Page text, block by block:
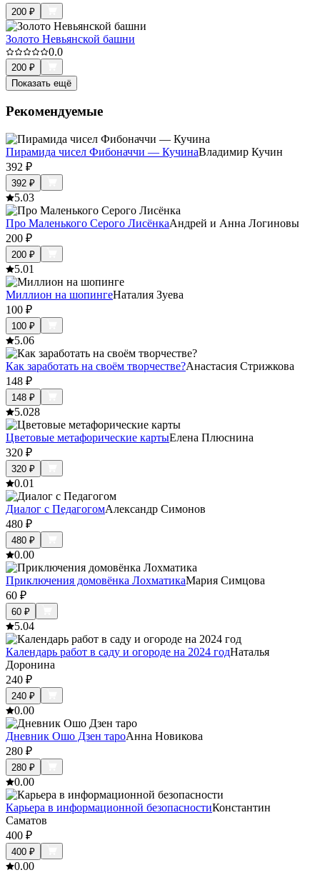
200 ₽
Золото Невьянской башни
0.0
200 ₽
Показать ещё
Рекомендуемые
Пирамида чисел Фибоначчи — КучинаВладимир Кучин
392 ₽
392 ₽
5.03
Про Маленького Серого ЛисёнкаАндрей и Анна Логиновы
200 ₽
200 ₽
5.01
Миллион на шопингеНаталия Зуева
100 ₽
100 ₽
5.06
Как заработать на своём творчестве?Анастасия Стрижкова
148 ₽
148 ₽
5.028
Цветовые метафорические картыЕлена Плюснина
320 ₽
320 ₽
0.01
Диалог с ПедагогомАлександр Симонов
480 ₽
480 ₽
0.00
Приключения домовёнка ЛохматикаМария Симцова
60 ₽
60 ₽
5.04
Календарь работ в саду и огороде на 2024 годНаталья
Доронина
240 ₽
240 ₽
0.00
Дневник Ошо Дзен тароАнна Новикова
280 ₽
280 ₽
0.00
Карьера в информационной безопасностиКонстантин
Саматов
400 ₽
400 ₽
0.00